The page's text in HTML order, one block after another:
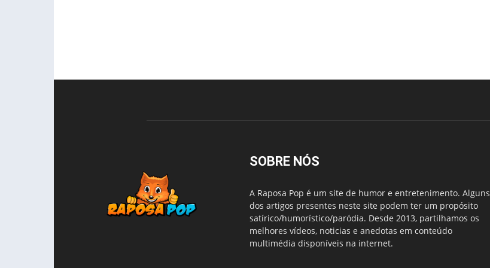
SOBRE NÓS
A Raposa Pop é um site de humor e entretenimento. Alguns
dos artigos presentes neste site podem ter um propósito
satírico/humorístico/paródia. Desde 2013, partilhamos os
melhores vídeos, noticias e anedotas em conteúdo
multimédia disponíveis na internet.